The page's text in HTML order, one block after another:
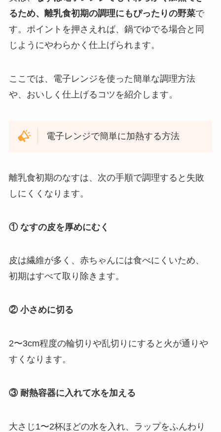
るため、離乳食初期の調理にもぴったりの野菜で
す。ポイントを押さえれば、鍋でゆでる場合と同
じようにやわらかく仕上げられます。
ここでは、電子レンジを使った簡単な調理方法
や、おいしく仕上げるコツを紹介します。
電子レンジで簡単に加熱する方法
離乳食初期のなすは、次の手順で調理すると失敗
しにくくなります。
① なすの皮を厚めにむく
皮は繊維が多く、赤ちゃんには食べにくいため、
初期はすべて取り除きます。
② 小さめに切る
2〜3cm程度の輪切りや乱切りにすると火が通りや
すくなります。
③ 耐熱容器に入れて水を加える
大さじ1〜2杯ほどの水を入れ、ラップをふんわり